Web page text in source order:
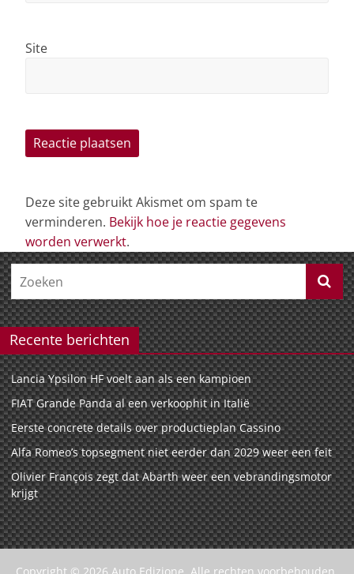
Site
Deze site gebruikt Akismet om spam te
verminderen. Bekijk hoe je reactie gegevens
worden verwerkt.
Recente berichten
Lancia Ypsilon HF voelt aan als een kampioen
FIAT Grande Panda al een verkoophit in Italië
Eerste concrete details over productieplan Cassino
Alfa Romeo’s topsegment niet eerder dan 2029 weer een feit
Olivier François zegt dat Abarth weer een vebrandingsmotor
krijgt